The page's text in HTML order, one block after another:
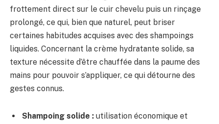
frottement direct sur le cuir chevelu puis un rinçage
prolongé, ce qui, bien que naturel, peut briser
certaines habitudes acquises avec des shampoings
liquides. Concernant la crème hydratante solide, sa
texture nécessite d’être chauffée dans la paume des
mains pour pouvoir s’appliquer, ce qui détourne des
gestes connus.
Shampoing solide : utilisation économique et